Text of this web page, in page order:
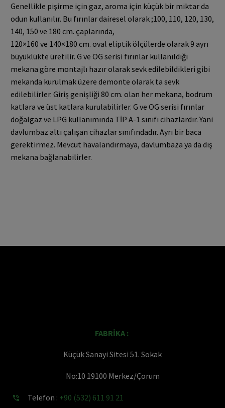
Genellikle pişirme için gaz, aroma için küçük bir miktar da
odun kullanılır. Bu fırınlar dairesel olarak ;100, 110, 120, 130,
140, 150 ve 180 cm. çaplarında,
120×160 ve 140×180 cm. oval eliptik ölçülerde olarak 9 ayrı
büyüklükte üretilir. G ve OG serisi fırınlar kullanıldığı
mekana göre montajlı hazır olarak sevk edilebildikleri gibi
mekanda kurulmak üzere demonte olarak ta sevk
edilebilirler. Giriş genişliği 80 cm. olan her mekana, bodrum
katlara ve üst katlara kurulabilirler. G ve OG serisi fırınlar
doğalgaz ve LPG kullanımında TİP A-1 sınıfı cihazlardır. Yani
davlumbaz altı çalışan cihazlar sınıfındadır. Ayrı bir baca
gerektirmez. Mevcut havalandırmaya, davlumbaza ya da dış
mekana bağlanabilirler.
FABRİKA :
Küçük Sanayi Sitesi 51. Sokak
No:10 19100 Merkez/Çorum

 Telefon : +90 (532) 611 91 21